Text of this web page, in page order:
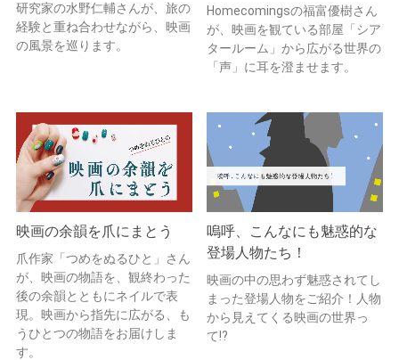
研究家の水野仁輔さんが、旅の
経験と重ね合わせながら、映画
の風景を巡ります。
Homecomingsの福富優樹さん
が、映画を観ている部屋「シア
タールーム」から広がる世界の
「声」に耳を澄ませます。
映画の余韻を爪にまとう
爪作家「つめをぬるひと」さん
が、映画の物語を、観終わった
後の余韻とともにネイルで表
現。映画から指先に広がる、も
うひとつの物語をお届けしま
す。
嗚呼、こんなにも魅惑的な
登場人物たち！
映画の中の思わず魅惑されてし
まった登場人物をご紹介！人物
から見えてくる映画の世界っ
て!?